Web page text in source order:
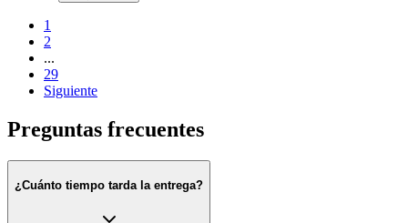
1
2
...
29
Siguiente
Preguntas frecuentes
¿Cuánto tiempo tarda la entrega?